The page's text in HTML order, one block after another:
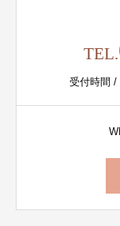
TEL.
受付時間 /